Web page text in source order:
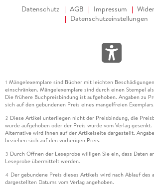
Datenschutz AGB Impressum
Datenschutzeinstellungen
1 Mängelexemplare sind Bücher mit leichten
einschränken. Mängelexemplare sind durch einen Stempel
Die frühere Buchpreisbindung ist aufgehoben. Angaben zu
sich auf den gebundenen Preis eines mangelfreien Exemplars.
2 Diese Artikel unterliegen nicht der Preisbindung, die
wurde aufgehoben oder der Preis wurde vom Verlag
Alternative wird Ihnen auf der Artikelseite dargestellt.
beziehen sich auf den vorherigen Preis.
3 Durch Öffnen der Leseprobe willigen Sie ein, dass Daten
Leseprobe übermittelt werden.
4 Der gebundene Preis dieses Artikels wird nach Ablauf des
dargestellten Datums vom Verlag angehoben.